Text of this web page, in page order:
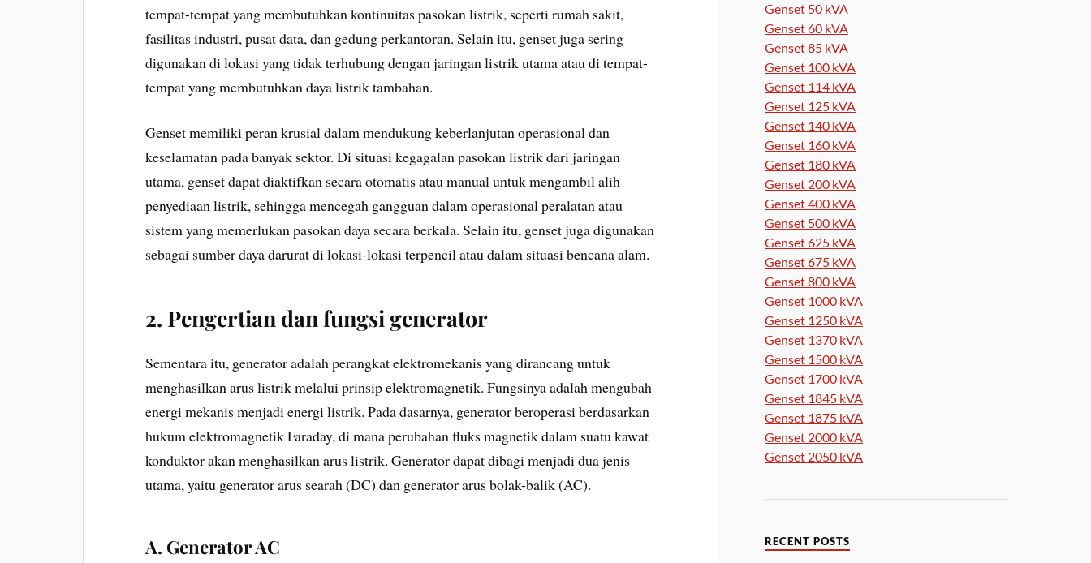
tempat-tempat yang membutuhkan kontinuitas pasokan listrik, seperti rumah sakit,
fasilitas industri, pusat data, dan gedung perkantoran. Selain itu, genset juga sering
digunakan di lokasi yang tidak terhubung dengan jaringan listrik utama atau di tempat-
tempat yang membutuhkan daya listrik tambahan.
Genset memiliki peran krusial dalam mendukung keberlanjutan operasional dan
keselamatan pada banyak sektor. Di situasi kegagalan pasokan listrik dari jaringan
utama, genset dapat diaktifkan secara otomatis atau manual untuk mengambil alih
penyediaan listrik, sehingga mencegah gangguan dalam operasional peralatan atau
sistem yang memerlukan pasokan daya secara berkala. Selain itu, genset juga digunakan
sebagai sumber daya darurat di lokasi-lokasi terpencil atau dalam situasi bencana alam.
2. Pengertian dan fungsi generator
Sementara itu, generator adalah perangkat elektromekanis yang dirancang untuk
menghasilkan arus listrik melalui prinsip elektromagnetik. Fungsinya adalah mengubah
energi mekanis menjadi energi listrik. Pada dasarnya, generator beroperasi berdasarkan
hukum elektromagnetik Faraday, di mana perubahan fluks magnetik dalam suatu kawat
konduktor akan menghasilkan arus listrik. Generator dapat dibagi menjadi dua jenis
utama, yaitu generator arus searah (DC) dan generator arus bolak-balik (AC).
A. Generator AC
Genset 50 kVA
Genset 60 kVA
Genset 85 kVA
Genset 100 kVA
Genset 114 kVA
Genset 125 kVA
Genset 140 kVA
Genset 160 kVA
Genset 180 kVA
Genset 200 kVA
Genset 400 kVA
Genset 500 kVA
Genset 625 kVA
Genset 675 kVA
Genset 800 kVA
Genset 1000 kVA
Genset 1250 kVA
Genset 1370 kVA
Genset 1500 kVA
Genset 1700 kVA
Genset 1845 kVA
Genset 1875 kVA
Genset 2000 kVA
Genset 2050 kVA
RECENT POSTS